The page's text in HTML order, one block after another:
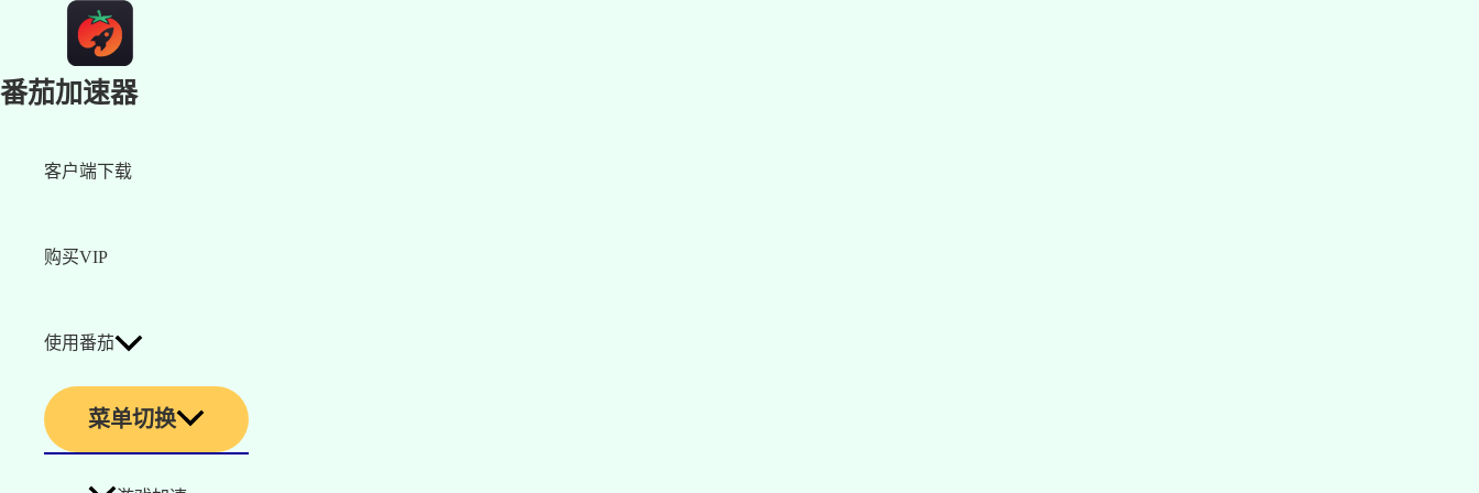
番茄加速器
客户端下载
购买VIP
使用番茄
菜单切换